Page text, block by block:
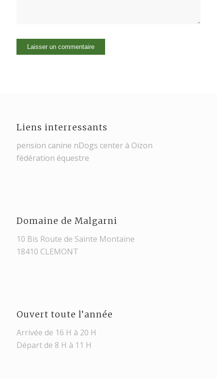
Liens interressants
pension canine nDogs center à Oizon
fédération équestre
Domaine de Malgarni
10 Bis Route de Sainte Montaine
18410 CLEMONT
Ouvert toute l’année
Arrivée de 16 H à 20 H
Départ de 8 H à 11 H